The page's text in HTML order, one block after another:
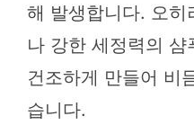
해 발생합니다. 오히
나 강한 세정력의
건조하게 만들어 비
습니다.